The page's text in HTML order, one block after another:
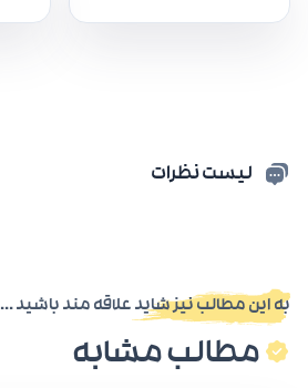
لیست نظرات
به این مطالب نیز شاید علاقه مند باشید ...
مطالب مشابه